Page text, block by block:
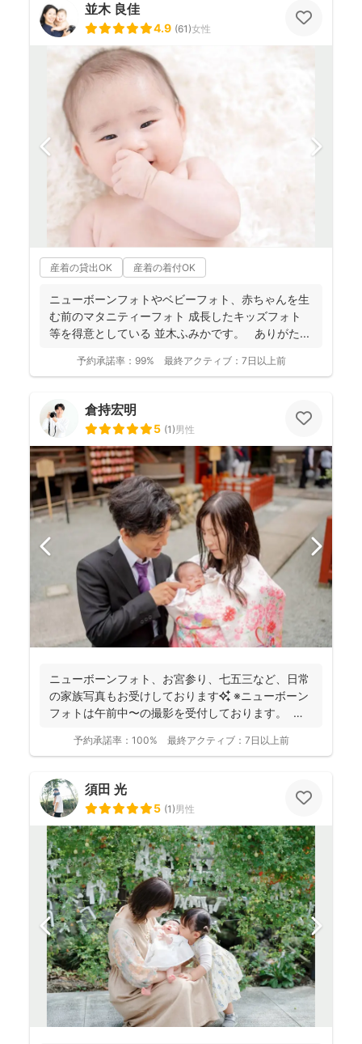
並木 良佳
4.9 (61)女性
産着の貸出OK 産着の着付OK
ニューボーンフォトやベビーフォト、赤ちゃんを生
む前のマタニティーフォト 成長したキッズフォト
等を得意としている 並木ふみかです。 ありがた...
予約承諾率： 99% 最終アクティブ： 7日以上前
倉持宏明
5 (1)男性
ニューボーンフォト、お宮参り、七五三など、日常
の家族写真もお受けしております✨ ※ニューボーン
フォトは午前中〜の撮影を受付しております。 今
予約承諾率： 100% 最終アクティブ： 7日以上前
須田 光
5 (1)男性